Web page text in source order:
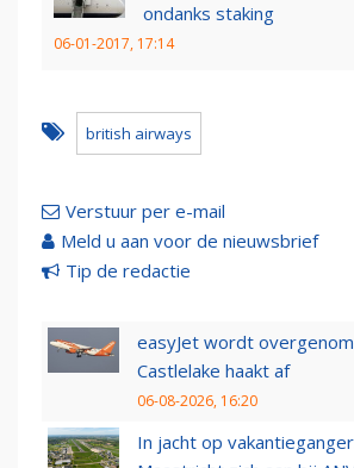
ondanks staking
06-01-2017, 17:14
british airways
Verstuur per e-mail
Meld u aan voor de nieuwsbrief
Tip de redactie
easyJet wordt
Castlelake haakt af
06-08-2026, 16:20
In jacht op